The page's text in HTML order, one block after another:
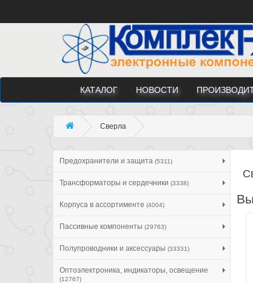
КАТАЛОГ НОВОСТИ
Сверла
Предохранители и защита (5311)
Трансформаторы и сердечники (3338)
Корпуса в ассортименте (4004)
Пассивные компоненты (29763)
Полупроводники и аксессуары (33331)
Оптоэлектроника, индикаторы, освещение
(12767)